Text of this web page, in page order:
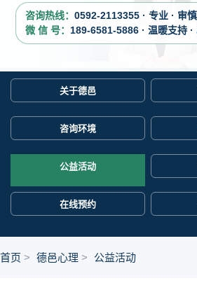
咨询热线： 0592-2113355 · 专业 · 审
微 信 号： 189-6581-5886 · 温暖支持 ·
关于德邑
咨询环境
公益活动
在线预约
首页 德邑心理 公益活动